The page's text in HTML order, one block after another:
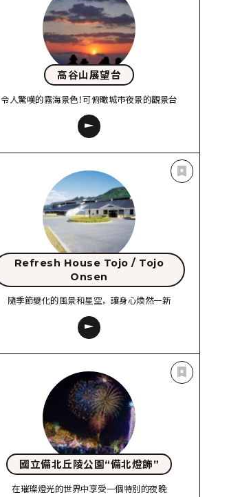
高谷山展望台
令人驚嘆的霧海景色！可俯瞰城市夜景的觀景台
Refresh House Tojo / Tojo
Onsen
隨季節變化的風景和星空，讓身心煥然一新
國立備北丘陵公園“備北燈飾”
在璀璨燈光的世界中享受一個特別的夜晚